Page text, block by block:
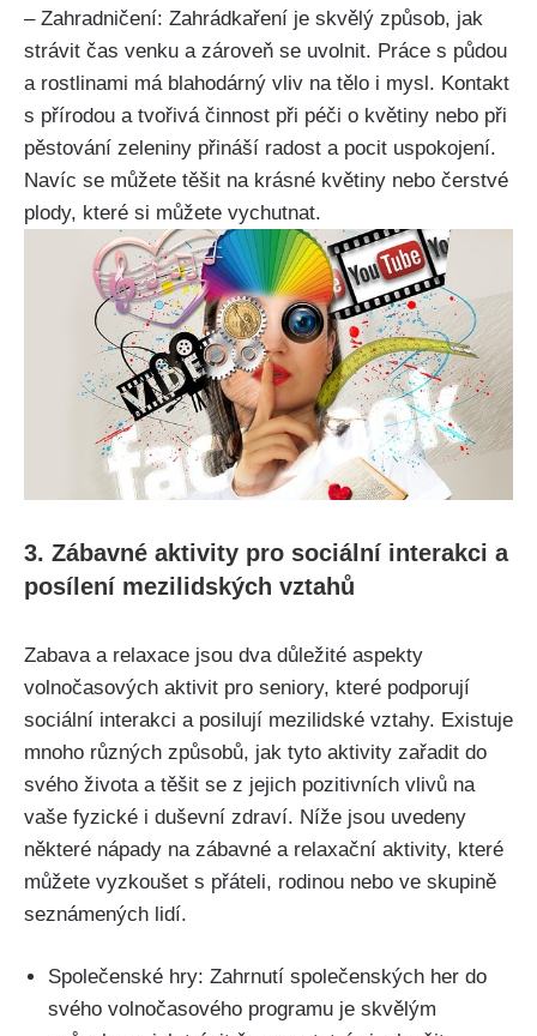
– Zahradničení: Zahrádkaření je skvělý způsob, jak
strávit čas venku a zároveň se uvolnit. Práce s půdou
a rostlinami má blahodárný vliv na tělo i mysl. Kontakt
s přírodou a tvořivá činnost při péči o květiny nebo při
pěstování zeleniny přináší radost a pocit uspokojení.
Navíc se můžete těšit na krásné květiny nebo čerstvé
plody, které si můžete vychutnat.
3. Zábavné aktivity pro sociální interakci a
posílení mezilidských vztahů
Zabava a relaxace jsou dva důležité aspekty
volnočasových aktivit pro seniory, které podporují
sociální interakci a posilují mezilidské vztahy. Existuje
mnoho různých způsobů, jak tyto aktivity zařadit do
svého života a těšit se z jejich pozitivních vlivů na
vaše fyzické i duševní zdraví. Níže jsou uvedeny
některé nápady na zábavné a relaxační aktivity, které
můžete vyzkoušet s přáteli, rodinou nebo ve skupině
seznámených lidí.
Společenské hry: Zahrnutí společenských her do
svého volnočasového programu je skvělým